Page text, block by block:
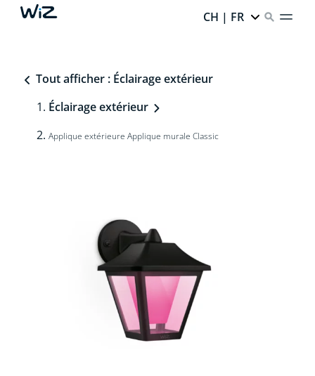
CH | FR
Tout afficher : Éclairage extérieur
Éclairage extérieur
Applique extérieure Applique murale Classic